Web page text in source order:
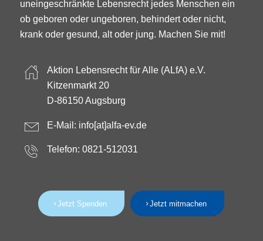
uneingeschränkte Lebensrecht jedes Menschen ein
ob geboren oder ungeboren, behindert oder nicht,
krank oder gesund, alt oder jung. Machen Sie mit!
Aktion Lebensrecht für Alle (ALfA) e.V.
Kitzenmarkt 20
D-86150 Augsburg
E-Mail: info[at]alfa-ev.de
Telefon: 0821-512031
Jetzt Spenden Jetzt mitmachen